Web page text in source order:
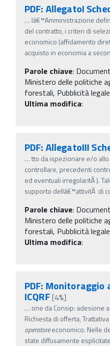
PDF: AllegatoI
… lâ€™Amministrazione
del contratto, i criteri di
economico (affidamento
acquisto in economia a
Parole chiave:
Ministero delle politiche
forestali, Pubblicità
Ultima modifica:
PDF: AllegatoIII
…tto da ispezionare e/o
controllare, precedenti
ed eventuali irregolaritÃ ).
supporto dellâ€™attivitÃ di
Parole chiave:
Ministero delle politiche
forestali, Pubblicità
Ultima modifica:
PDF:
ICQRF[4%]
… one da Consip: adesione
Richiesta di offerta,
operatoreeconomico. Nelle
state diffusamente